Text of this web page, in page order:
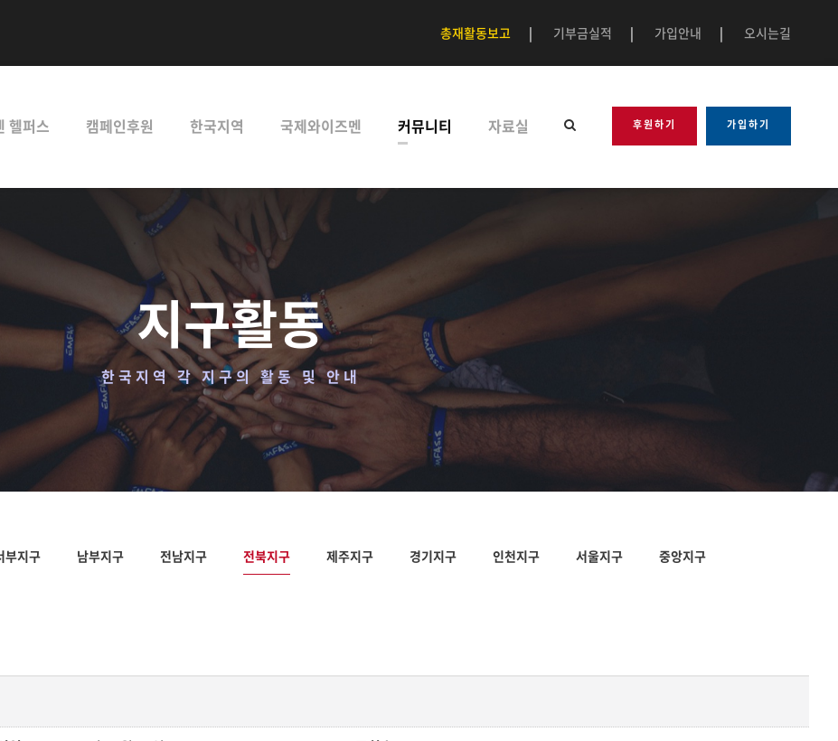
총재활동보고 | 기부금실적 | 가입안내 | 오시는길
헬퍼스 캠페인후원 한국지역 국제와이즈멘 커뮤니티 자료실 후원하기 가입하기
지구활동
한국지역 각 지구의 활동 및 안내
부지구 남부지구 전남지구 전북지구 제주지구 경기지구 인천지구 서울지구 중앙지구